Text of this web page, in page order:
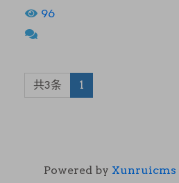
96
共3条 1
Powered by Xunruicms